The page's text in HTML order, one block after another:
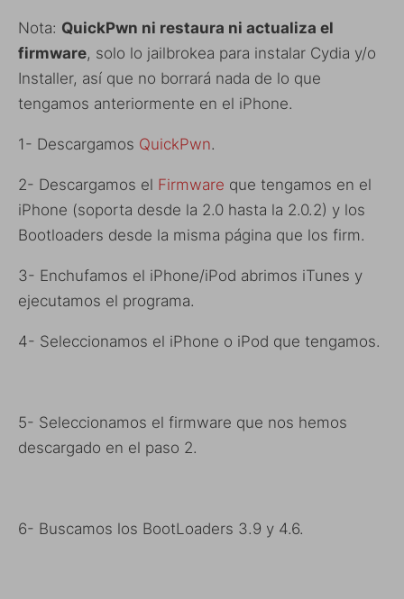
Nota: QuickPwn ni restaura ni actualiza el
firmware, solo lo jailbrokea para instalar Cydia y/o
Installer, así que no borrará nada de lo que
tengamos anteriormente en el iPhone.
1- Descargamos QuickPwn.
2- Descargamos el Firmware que tengamos en el
iPhone (soporta desde la 2.0 hasta la 2.0.2) y los
Bootloaders desde la misma página que los firm.
3- Enchufamos el iPhone/iPod abrimos iTunes y
ejecutamos el programa.
4- Seleccionamos el iPhone o iPod que tengamos.
5- Seleccionamos el firmware que nos hemos
descargado en el paso 2.
6- Buscamos los BootLoaders 3.9 y 4.6.